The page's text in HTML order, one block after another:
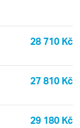
28 710 Kč
27 810 Kč
29 180 Kč